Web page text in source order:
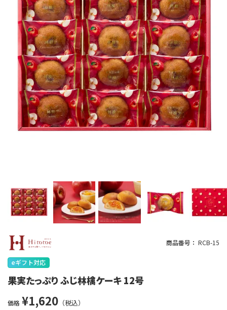
商品番号 RCB-15
eギフト対応
果実たっぷり ふじ林檎ケーキ 12号
価格 ¥1,620